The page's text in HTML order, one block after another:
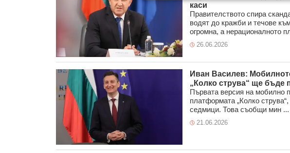
каси
Правителството спира
водят до кражби и течове
огромна, а нерационалното
26.06.2026
Иван Василев:
„Колко струва“ ще бъде
Първата версия на мобилно
платформата „Колко
седмици. Това съобщи мин ...
21.06.2026